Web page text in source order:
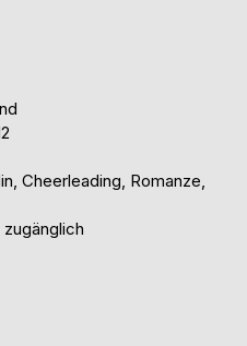
Cheerleading, Romanze,